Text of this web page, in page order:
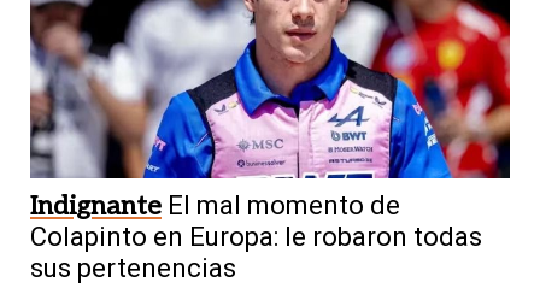
Indignante El mal momento de
Colapinto en Europa: le robaron todas
sus pertenencias